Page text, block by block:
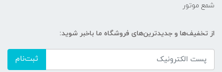
شمع موتور
از تخفیف‌ها و جدیدترین‌های فروشگاه ما باخبر شوید:
ثبت‌نام